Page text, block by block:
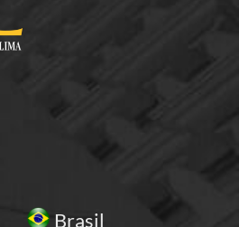
Brasil